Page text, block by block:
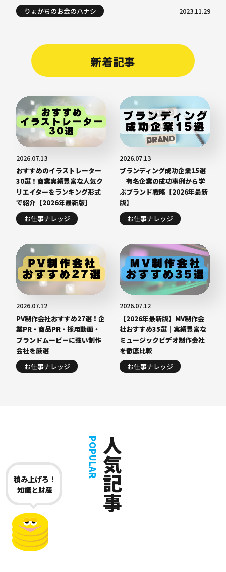
りょかちのお金のハナシ 2023.11.29
新着記事
2026.07.13
おすすめのイラストレーター
30選！商業実績豊富な人気ク
リエイターをランキング形式
で紹介【2026年最新版】
お仕事ナレッジ
2026.07.13
ブランディング成功企業15選
｜有名企業の成功事例から学
ぶブランド戦略【2026年最新
版】
お仕事ナレッジ
2026.07.12
PV制作会社おすすめ27選！企
業PR・商品PR・採用動画・
ブランドムービーに強い制作
会社を厳選
お仕事ナレッジ
2026.07.12
【2026年最新版】MV制作会
社おすすめ35選｜実績豊富な
ミュージックビデオ制作会社
を徹底比較
お仕事ナレッジ
人気記事
POPULAR
積み上げろ！
知識と財産